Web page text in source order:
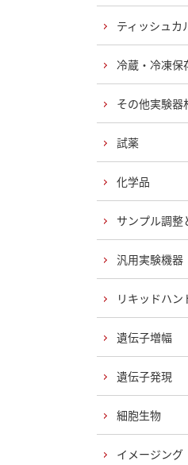
ティッシュカ
冷蔵・冷凍保
その他実験器
試薬
化学品
サンプル調整
汎用実験機器
リキッドハン
遺伝子増幅
遺伝子発現
細胞生物
イメージング